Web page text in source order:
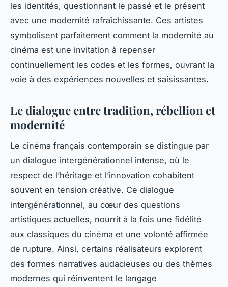
les identités, questionnant le passé et le présent
avec une modernité rafraîchissante. Ces artistes
symbolisent parfaitement comment la modernité au
cinéma est une invitation à repenser
continuellement les codes et les formes, ouvrant la
voie à des expériences nouvelles et saisissantes.
Le dialogue entre tradition, rébellion et
modernité
Le cinéma français contemporain se distingue par
un dialogue intergénérationnel intense, où le
respect de l’héritage et l’innovation cohabitent
souvent en tension créative. Ce dialogue
intergénérationnel, au cœur des questions
artistiques actuelles, nourrit à la fois une fidélité
aux classiques du cinéma et une volonté affirmée
de rupture. Ainsi, certains réalisateurs explorent
des formes narratives audacieuses ou des thèmes
modernes qui réinventent le langage